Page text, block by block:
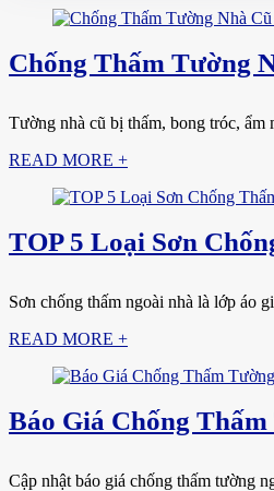
Chống Thấm Tường
Tường nhà cũ bị thấm, bong tróc, ẩm
READ MORE +
TOP 5 Loại Sơn
Sơn chống thấm ngoài nhà là lớp áo
READ MORE +
Báo Giá Chống
Cập nhật báo giá chống thấm tường